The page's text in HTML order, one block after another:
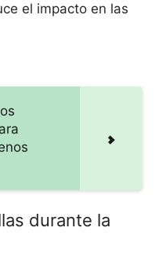
el impacto en las
durante la